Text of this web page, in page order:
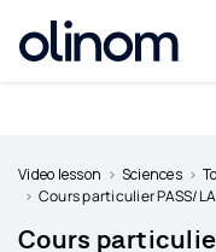
a
teacher
Video lesson Sciences
Cours particulier PASS/
Cours
Cookies management